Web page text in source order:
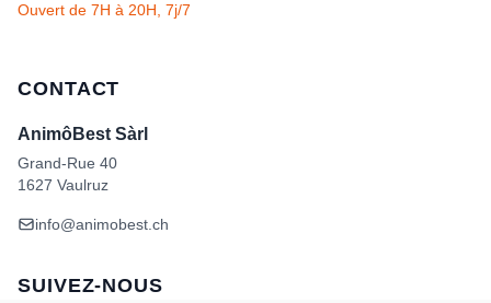
Ouvert de 7H à 20H, 7j/7
CONTACT
AnimôBest Sàrl
Grand-Rue 40
1627 Vaulruz
info@animobest.ch
SUIVEZ-NOUS